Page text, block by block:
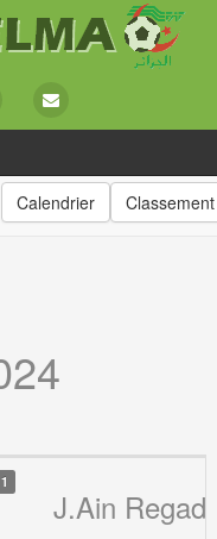
Calendrier Classement
J.Ain